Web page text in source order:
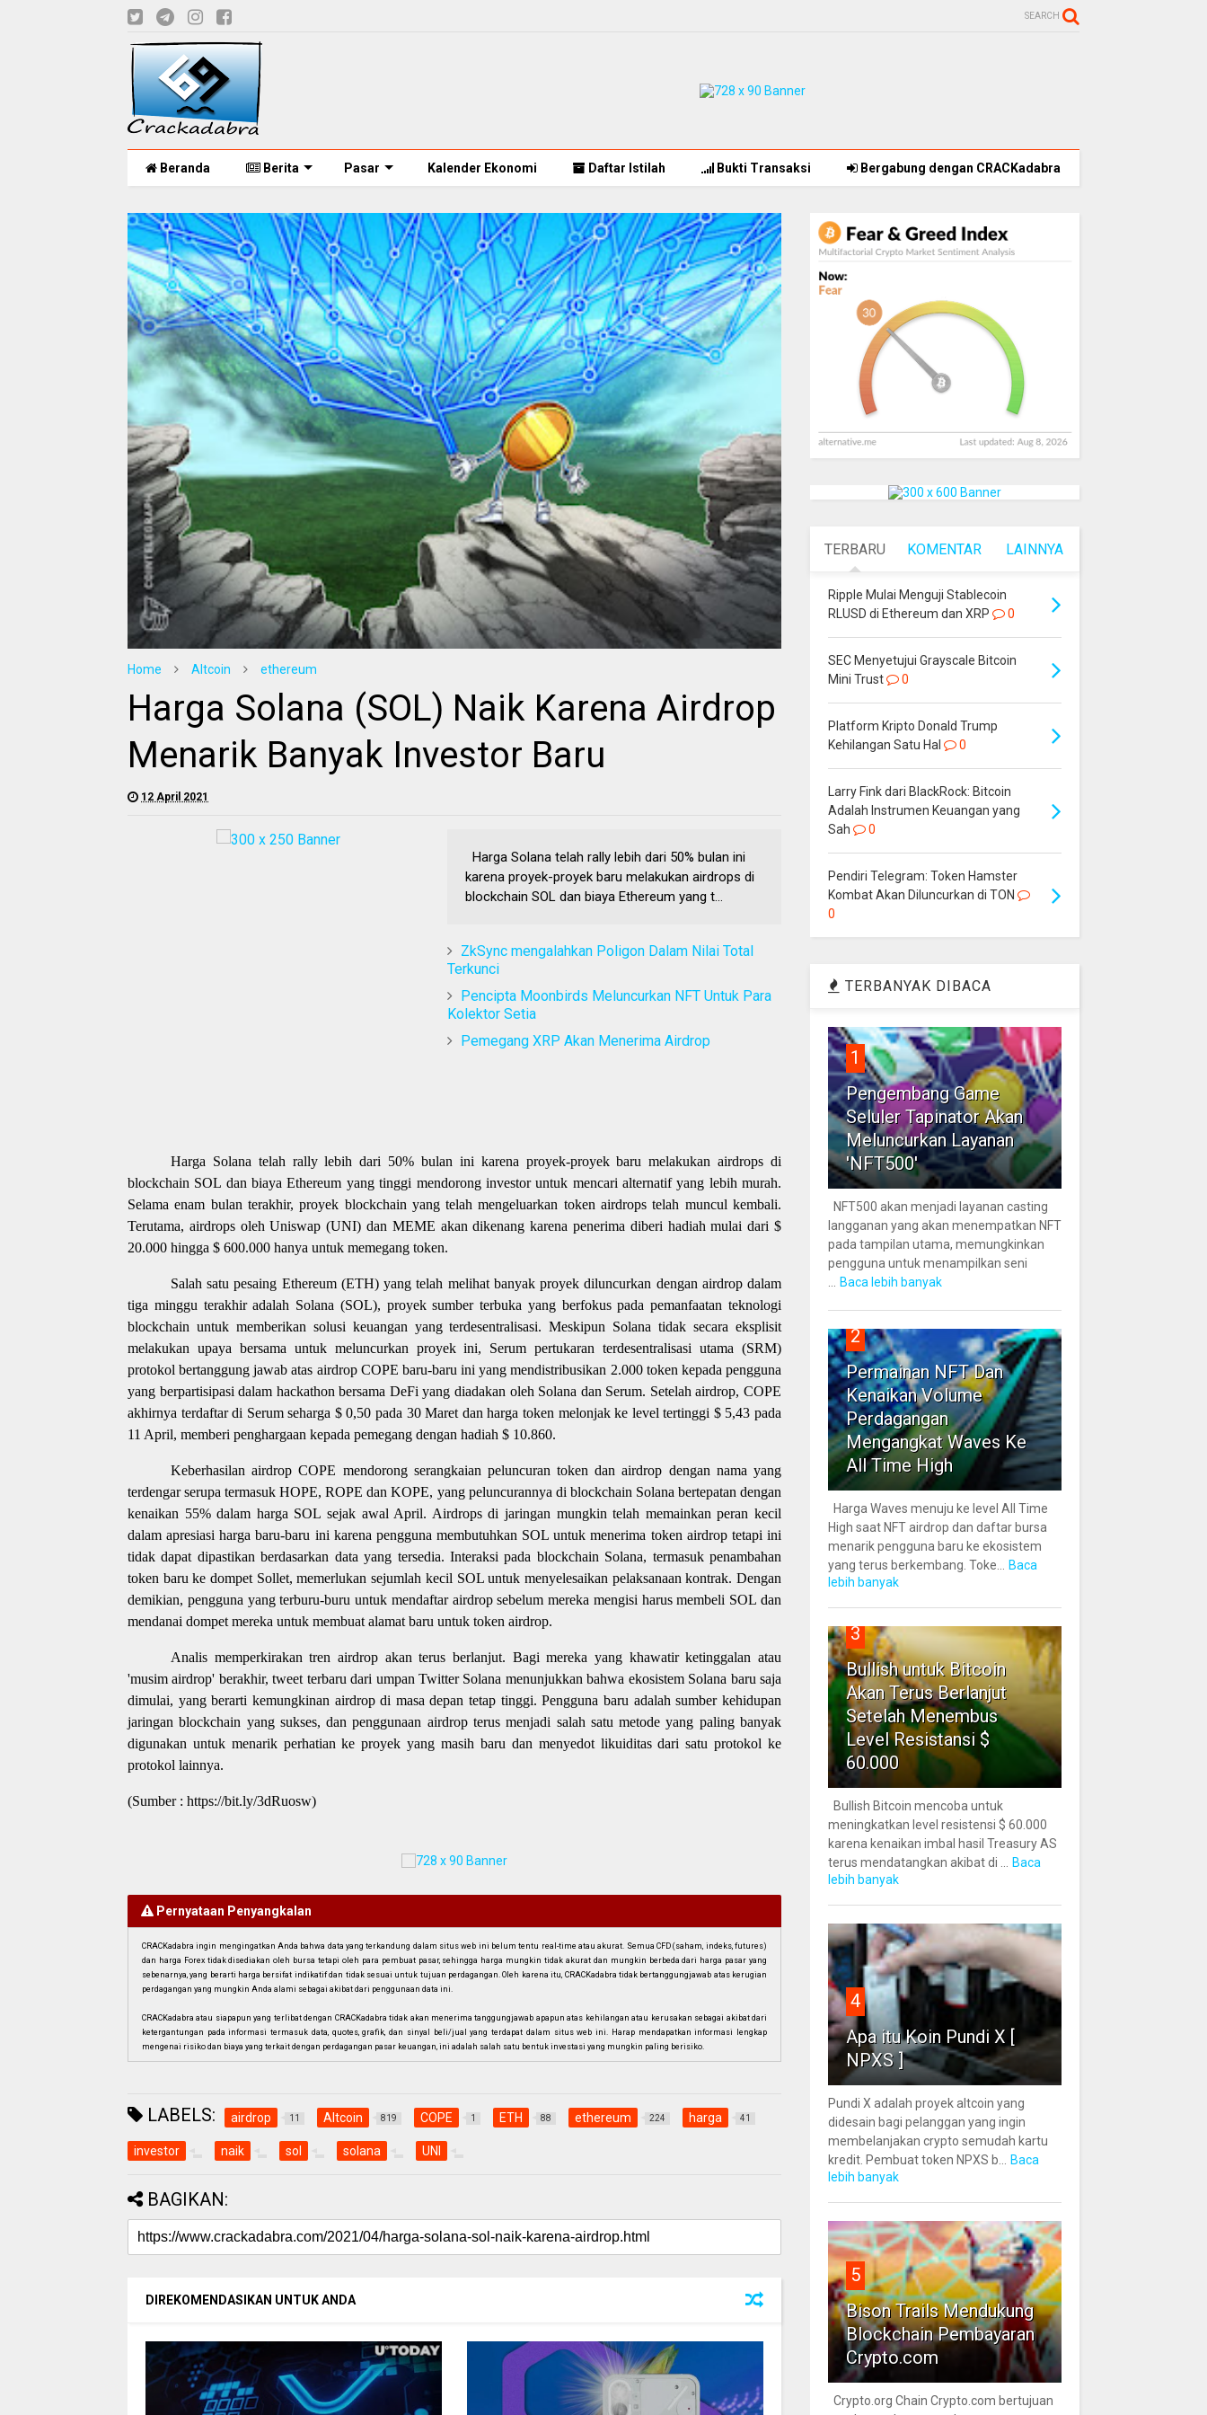
SEARCH
Beranda Berita Pasar Kalender Ekonomi Daftar Istilah Bukti Transaksi Bergabung dengan CRACKadabra
Home Altcoin ethereum
Harga Solana (SOL) Naik Karena Airdrop
Menarik Banyak Investor Baru
12 April 2021
Harga Solana telah rally lebih dari 50% bulan ini
karena proyek-proyek baru melakukan airdrops di
blockchain SOL dan biaya Ethereum yang t...
ZkSync mengalahkan Poligon Dalam Nilai Total
Terkunci
Pencipta Moonbirds Meluncurkan NFT Untuk Para
Kolektor Setia
Pemegang XRP Akan Menerima Airdrop
Harga Solana telah rally lebih dari 50% bulan ini karena proyek-proyek baru melakukan airdrops di
blockchain SOL dan biaya Ethereum yang tinggi mendorong investor untuk mencari alternatif yang lebih murah.
Selama enam bulan terakhir, proyek blockchain yang telah mengeluarkan token airdrops telah muncul kembali.
Terutama, airdrops oleh Uniswap (UNI) dan MEME akan dikenang karena penerima diberi hadiah mulai dari $
20.000 hingga $ 600.000 hanya untuk memegang token.
Salah satu pesaing Ethereum (ETH) yang telah melihat banyak proyek diluncurkan dengan airdrop dalam
tiga minggu terakhir adalah Solana (SOL), proyek sumber terbuka yang berfokus pada pemanfaatan teknologi
blockchain untuk memberikan solusi keuangan yang terdesentralisasi. Meskipun Solana tidak secara eksplisit
melakukan upaya bersama untuk meluncurkan proyek ini, Serum pertukaran terdesentralisasi utama (SRM)
protokol bertanggung jawab atas airdrop COPE baru-baru ini yang mendistribusikan 2.000 token kepada pengguna
yang berpartisipasi dalam hackathon bersama DeFi yang diadakan oleh Solana dan Serum. Setelah airdrop, COPE
akhirnya terdaftar di Serum seharga $ 0,50 pada 30 Maret dan harga token melonjak ke level tertinggi $ 5,43 pada
11 April, memberi penghargaan kepada pemegang dengan hadiah $ 10.860.
Keberhasilan airdrop COPE mendorong serangkaian peluncuran token dan airdrop dengan nama yang
terdengar serupa termasuk HOPE, ROPE dan KOPE, yang peluncurannya di blockchain Solana bertepatan dengan
kenaikan 55% dalam harga SOL sejak awal April. Airdrops di jaringan mungkin telah memainkan peran kecil
dalam apresiasi harga baru-baru ini karena pengguna membutuhkan SOL untuk menerima token airdrop tetapi ini
tidak dapat dipastikan berdasarkan data yang tersedia. Interaksi pada blockchain Solana, termasuk penambahan
token baru ke dompet Sollet, memerlukan sejumlah kecil SOL untuk menyelesaikan pelaksanaan kontrak. Dengan
demikian, pengguna yang terburu-buru untuk mendaftar airdrop sebelum mereka mengisi harus membeli SOL dan
mendanai dompet mereka untuk membuat alamat baru untuk token airdrop.
Analis memperkirakan tren airdrop akan terus berlanjut. Bagi mereka yang khawatir ketinggalan atau
'musim airdrop' berakhir, tweet terbaru dari umpan Twitter Solana menunjukkan bahwa ekosistem Solana baru saja
dimulai, yang berarti kemungkinan airdrop di masa depan tetap tinggi. Pengguna baru adalah sumber kehidupan
jaringan blockchain yang sukses, dan penggunaan airdrop terus menjadi salah satu metode yang paling banyak
digunakan untuk menarik perhatian ke proyek yang masih baru dan menyedot likuiditas dari satu protokol ke
protokol lainnya.
(Sumber : https://bit.ly/3dRuosw)
Pernyataan Penyangkalan
CRACKadabra ingin mengingatkan Anda bahwa data yang terkandung dalam situs web ini belum tentu real-time atau akurat. Semua CFD (saham, indeks, futures)
dan harga Forex tidak disediakan oleh bursa tetapi oleh para pembuat pasar, sehingga harga mungkin tidak akurat dan mungkin berbeda dari harga pasar yang
sebenarnya, yang berarti harga bersifat indikatif dan tidak sesuai untuk tujuan perdagangan. Oleh karena itu, CRACKadabra tidak bertanggungjawab atas kerugian
perdagangan yang mungkin Anda alami sebagai akibat dari penggunaan data ini.
CRACKadabra atau siapapun yang terlibat dengan CRACKadabra tidak akan menerima tanggungjawab apapun atas kehilangan atau kerusakan sebagai akibat dari
ketergantungan pada informasi termasuk data, quotes, grafik, dan sinyal beli/jual yang terdapat dalam situs web ini. Harap mendapatkan informasi lengkap
mengenai risiko dan biaya yang terkait dengan perdagangan pasar keuangan, ini adalah salah satu bentuk investasi yang mungkin paling berisiko.
LABELS: airdrop 11 Altcoin 819 COPE 1 ETH 88 ethereum 224 harga 41
investor naik sol solana UNI
BAGIKAN:
DIREKOMENDASIKAN UNTUK ANDA
TERBARU KOMENTAR LAINNYA
Ripple Mulai Menguji Stablecoin
RLUSD di Ethereum dan XRP
0
SEC Menyetujui Grayscale Bitcoin
Mini Trust
0
Platform Kripto Donald Trump
Kehilangan Satu Hal
0
Larry Fink dari BlackRock: Bitcoin
Adalah Instrumen Keuangan yang
Sah
0
Pendiri Telegram: Token Hamster
Kombat Akan Diluncurkan di TON
0
TERBANYAK DIBACA
1
Pengembang Game
Seluler Tapinator Akan
Meluncurkan Layanan
'NFT500'
NFT500 akan menjadi layanan casting
langganan yang akan menempatkan NFT
pada tampilan utama, memungkinkan
pengguna untuk menampilkan seni
Baca lebih banyak
2
Permainan NFT Dan
Kenaikan Volume
Perdagangan
Mengangkat Waves Ke
All Time High
Harga Waves menuju ke level All Time
High saat NFT airdrop dan daftar bursa
menarik pengguna baru ke ekosistem
yang terus berkembang. Toke...
Baca
lebih banyak
3
Bullish untuk Bitcoin
Akan Terus Berlanjut
Setelah Menembus
Level Resistansi $
60.000
Bullish Bitcoin mencoba untuk
meningkatkan level resistensi $ 60.000
karena kenaikan imbal hasil Treasury AS
terus mendatangkan akibat di ...
Baca
lebih banyak
4
Apa itu Koin Pundi X [
NPXS ]
Pundi X adalah proyek altcoin yang
didesain bagi pelanggan yang ingin
membelanjakan crypto semudah kartu
kredit. Pembuat token NPXS b...
Baca
lebih banyak
5
Bison Trails Mendukung
Blockchain Pembayaran
Crypto.com
Crypto.org Chain Crypto.com bertujuan